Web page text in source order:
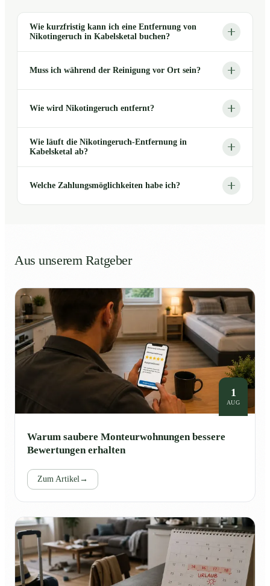
Wie kurzfristig kann ich eine Entfernung von
Nikotingeruch in Kabelsketal buchen?
Muss ich während der Reinigung vor Ort sein?
Wie wird Nikotingeruch entfernt?
Wie läuft die Nikotingeruch-Entfernung in
Kabelsketal ab?
Welche Zahlungsmöglichkeiten habe ich?
Aus unserem Ratgeber
1
AUG
Warum saubere Monteurwohnungen bessere
Bewertungen erhalten
Zum Artikel →